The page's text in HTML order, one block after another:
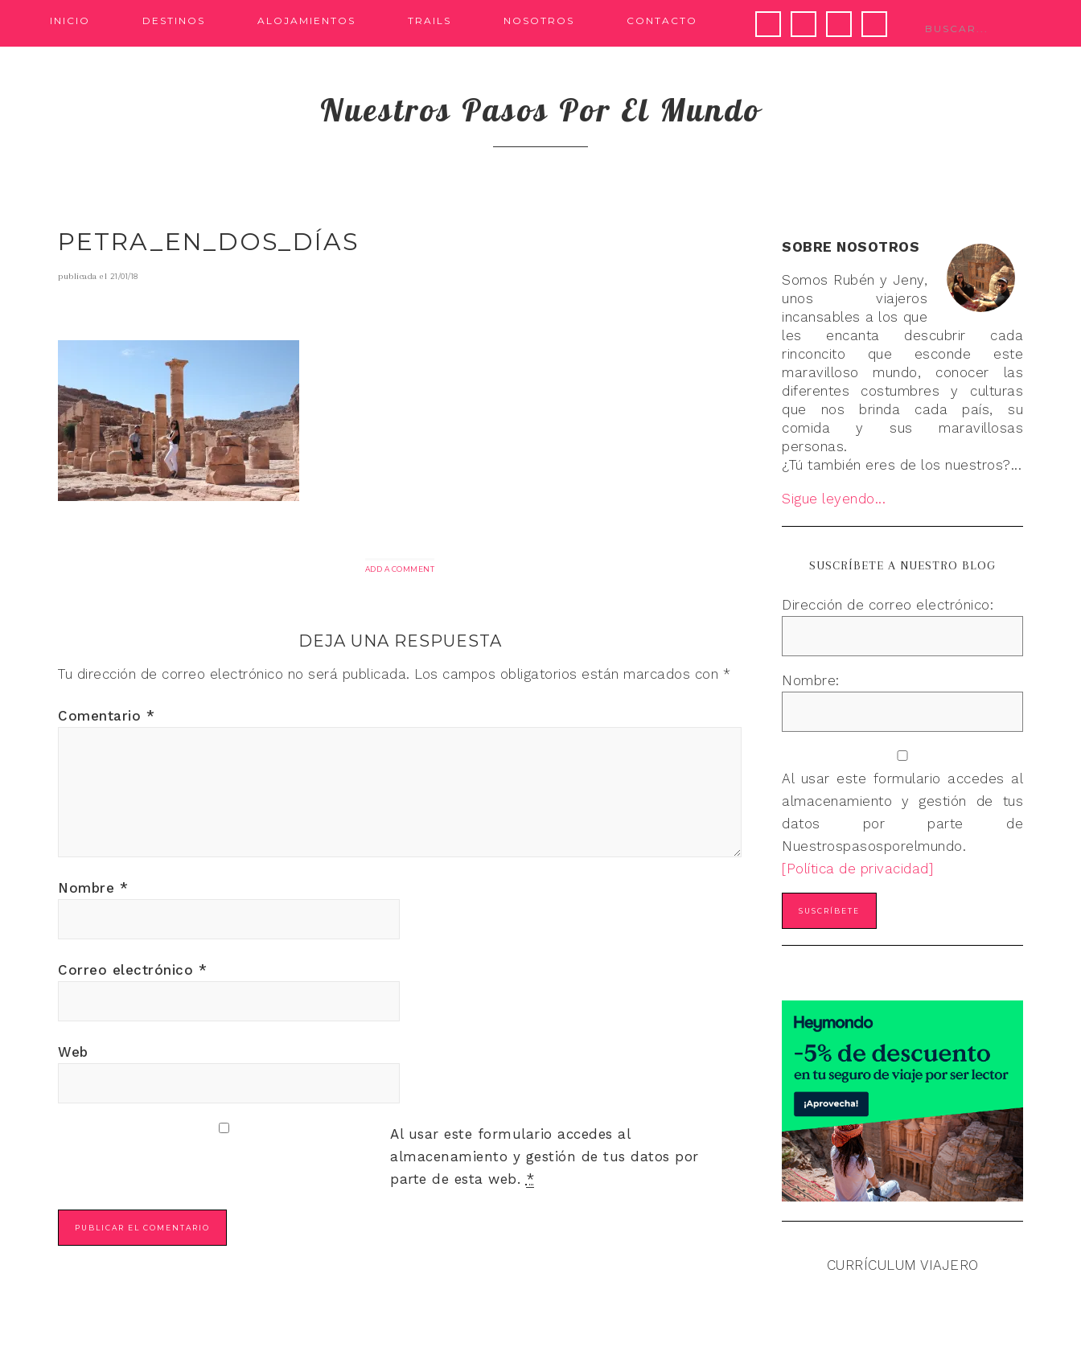
INICIO DESTINOS ALOJAMIENTOS TRAILS NOSOTROS CONTACTO
Nuestros Pasos Por El Mundo
PETRA_EN_DOS_DÍAS
publicada el 21/01/18
ADD A COMMENT
DEJA UNA RESPUESTA
Tu dirección de correo electrónico no será publicada. Los campos obligatorios están marcados con *
Comentario *
Nombre *
Correo electrónico *
Web
Al usar este formulario accedes al
almacenamiento y gestión de tus datos por
parte de esta web. *
SOBRE NOSOTROS
Somos Rubén y Jeny,
unos viajeros
incansables a los que
les encanta descubrir cada
rinconcito que esconde este
maravilloso mundo, conocer las
diferentes costumbres y culturas
que nos brinda cada país, su
comida y sus maravillosas
personas.
¿Tú también eres de los nuestros?...
Sigue leyendo...
SUSCRÍBETE A NUESTRO BLOG
Dirección de correo electrónico:
Nombre:
Al usar este formulario accedes al
almacenamiento y gestión de tus
datos por parte de
Nuestrospasosporelmundo.
[Política de privacidad]
CURRÍCULUM VIAJERO